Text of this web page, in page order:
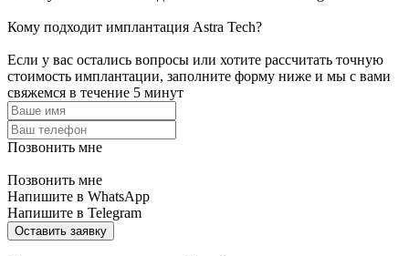
Кому подходит имплантация Astra Tech?
Если у вас остались вопросы или хотите рассчитать точную
стоимость имплантации, заполните форму ниже и мы с вами
свяжемся в течение 5 минут
Позвонить мне
Позвонить мне
Напишите в WhatsApp
Напишите в Telegram
Оставить заявку